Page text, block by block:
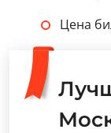
Цена